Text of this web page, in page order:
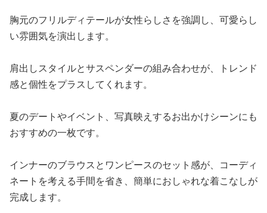
胸元のフリルディテールが女性らしさを強調し、可愛らし
い雰囲気を演出します。
肩出しスタイルとサスペンダーの組み合わせが、トレンド
感と個性をプラスしてくれます。
夏のデートやイベント、写真映えするお出かけシーンにも
おすすめの一枚です。
インナーのブラウスとワンピースのセット感が、コーディ
ネートを考える手間を省き、簡単におしゃれな着こなしが
完成します。